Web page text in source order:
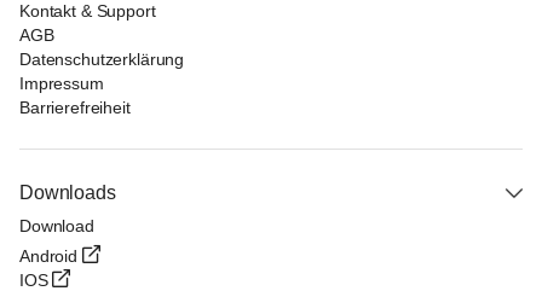
Kontakt & Support
AGB
Datenschutzerklärung
Impressum
Barrierefreiheit
Downloads
Download
Android
IOS